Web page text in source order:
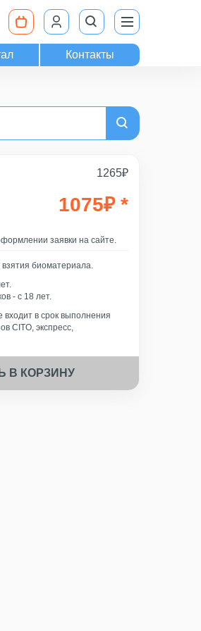
Контакты
1265₽
1075₽ *
заявки на сайте.
биоматериала.
- с 18 лет.
в срок выполнения
CITO, экспресс,
В КОРЗИНУ